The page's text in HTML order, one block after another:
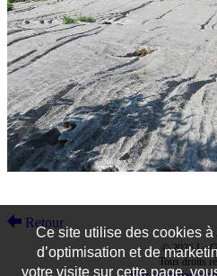
Retour
© 2026 Le
Tous droits
Ce site utilise des cookies
d’optimisation et de
votre visite sur cette page,